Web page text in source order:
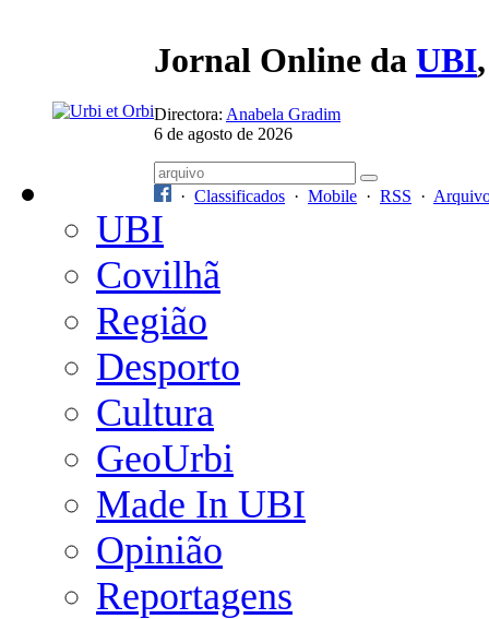
Jornal Online da UBI
Directora: Anabela Gradim
6 de agosto de 2026
· Classificados · Mobile · RSS ·
UBI
Covilhã
Região
Desporto
Cultura
GeoUrbi
Made In UBI
Opinião
Reportagens